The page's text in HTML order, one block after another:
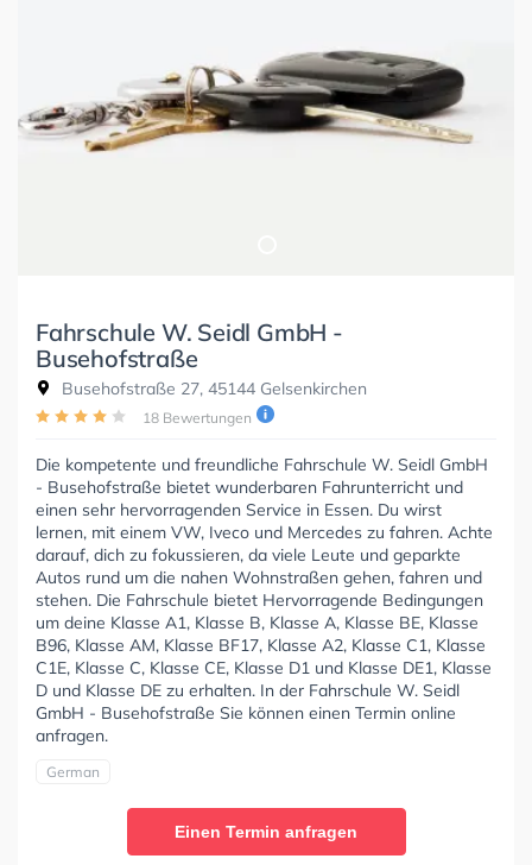
Fahrschule W. Seidl GmbH -
Busehofstraße
Busehofstraße 27, 45144 Gelsenkirchen
18 Bewertungen
Die kompetente und freundliche Fahrschule W. Seidl GmbH
- Busehofstraße bietet wunderbaren Fahrunterricht und
einen sehr hervorragenden Service in Essen. Du wirst
lernen, mit einem VW, Iveco und Mercedes zu fahren. Achte
darauf, dich zu fokussieren, da viele Leute und geparkte
Autos rund um die nahen Wohnstraßen gehen, fahren und
stehen. Die Fahrschule bietet Hervorragende Bedingungen
um deine Klasse A1, Klasse B, Klasse A, Klasse BE, Klasse
B96, Klasse AM, Klasse BF17, Klasse A2, Klasse C1, Klasse
C1E, Klasse C, Klasse CE, Klasse D1 und Klasse DE1, Klasse
D und Klasse DE zu erhalten. In der Fahrschule W. Seidl
GmbH - Busehofstraße Sie können einen Termin online
anfragen.
German
Einen Termin anfragen